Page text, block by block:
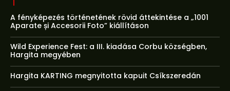
A fényképezés történetének rövid áttekintése a „1001
Aparate și Accesorii Foto” kiállításon
Wild Experience Fest: a III. kiadása Corbu községben,
Hargita megyében
Hargita KARTING megnyitotta kapuit Csíkszeredán